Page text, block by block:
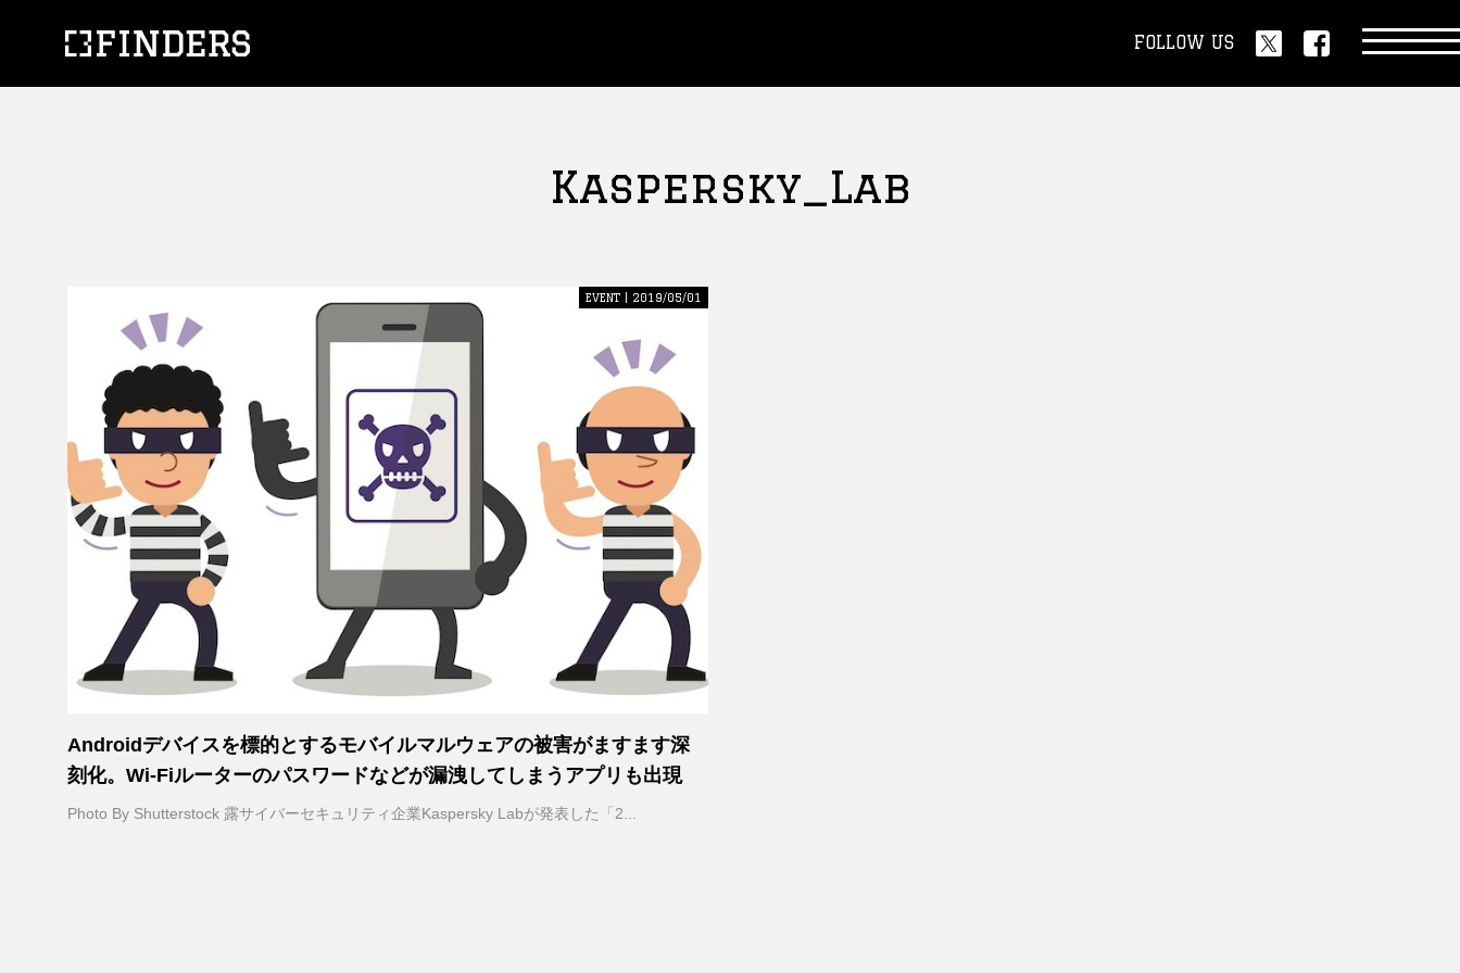
FOLLOW US
Kaspersky_Lab
EVENT | 2019/05/01
Androidデバイスを標的とするモバイルマルウェアの被害がますます深
刻化。Wi-Fiルーターのパスワードなどが漏洩してしまうアプリも出現
Photo By Shutterstock 露サイバーセキュリティ企業Kaspersky Labが発表した「2...